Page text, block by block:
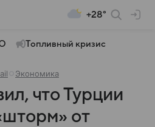
+28°
Топливный кризис
Экономика
что Турции
от